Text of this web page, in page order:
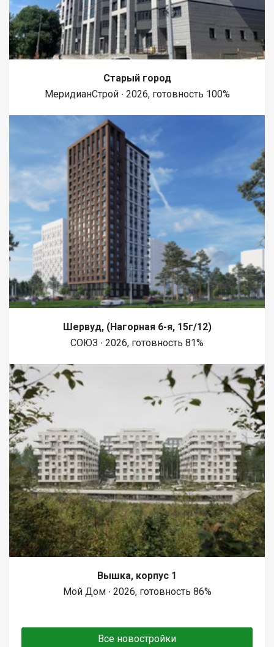
Старый город
МеридианСтрой ∙ 2026, готовность 100%
Шервуд, (Нагорная 6-я, 15г/12)
СОЮЗ ∙ 2026, готовность 81%
Вышка, корпус 1
Мой Дом ∙ 2026, готовность 86%
Все новостройки